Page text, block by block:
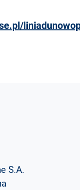
S.A.